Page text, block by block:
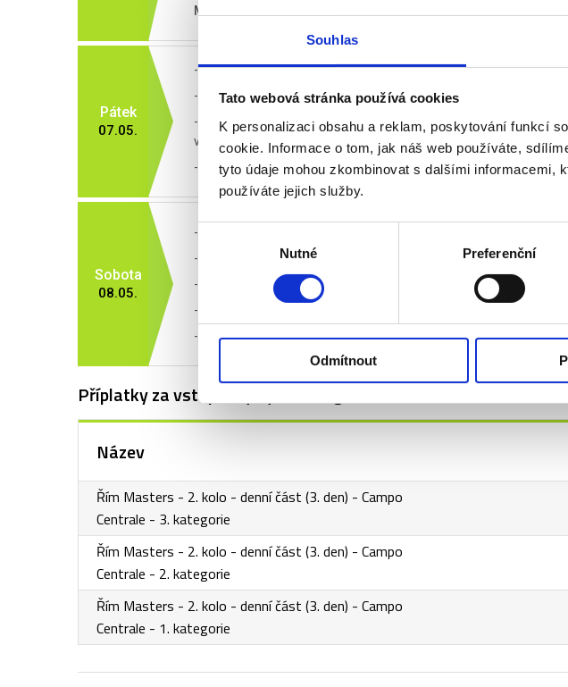
Souhlas
Tato webová stránka používá cookies
K personalizaci obsahu a reklam, poskytování funkcí
cookie. Informace o tom, jak náš web používáte,
tyto údaje mohou zkombinovat s dalšími informacemi,
používáte jejich služby.
Nutné Preferenční
Odmítnout
Monument to Victor Emmanuel II, Palazzo Venezia - muzeum
Pátek
07.05.
- snídaně
- individuální přesun k tenisovému areáluForo Italico
-
hlavní program dne:11:00 - 2. kolo mužské a ženské dvouhry
vyšší kategorie, či večerní session)
- po skončení hracího dne individuální přesun na hotel
Sobota
08.05.
- snídaně
- odhlášení z hotelu
- individuální program
- individuální transfer na letiště
- v odpoledních hodináchodlet z Říma do Prahy
Příplatky za vstupenky vyšší kategorie
Název
Řím Masters - 2. kolo - denní část (3. den) - Campo
Centrale - 3. kategorie
Řím Masters - 2. kolo - denní část (3. den) - Campo
Centrale - 2. kategorie
Řím Masters - 2. kolo - denní část (3. den) - Campo
Centrale - 1. kategorie